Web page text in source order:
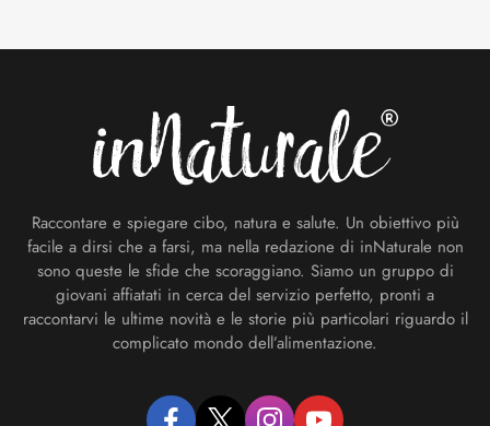
Raccontare e spiegare cibo, natura e salute. Un obiettivo più
facile a dirsi che a farsi, ma nella redazione di inNaturale non
sono queste le sfide che scoraggiano. Siamo un gruppo di
giovani affiatati in cerca del servizio perfetto, pronti a
raccontarvi le ultime novità e le storie più particolari riguardo il
complicato mondo dell’alimentazione.